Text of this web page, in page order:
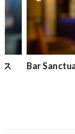
ス Bar